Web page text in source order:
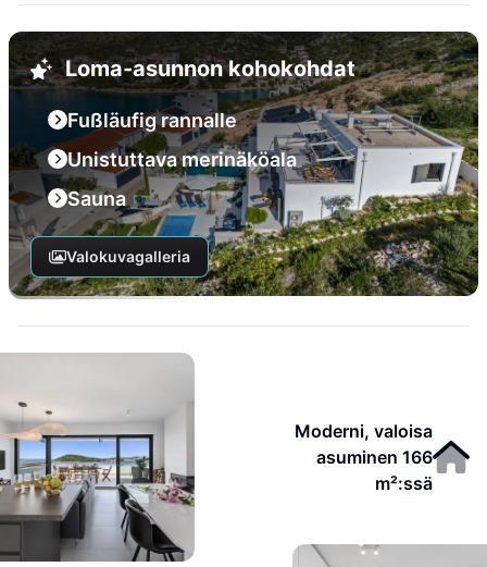
Loma-asunnon kohokohdat
Fußläufig rannalle
Unistuttava merinäköala
Sauna
Valokuvagalleria
Moderni, valoisa
asuminen 166
m²:ssä